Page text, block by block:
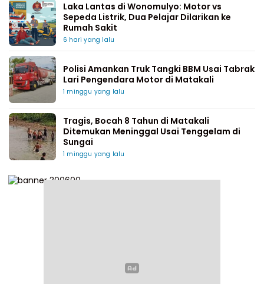
Laka Lantas di Wonomulyo: Motor vs
Sepeda Listrik, Dua Pelajar Dilarikan ke
Rumah Sakit
6 hari yang lalu
Polisi Amankan Truk Tangki BBM Usai Tabrak
Lari Pengendara Motor di Matakali
1 minggu yang lalu
Tragis, Bocah 8 Tahun di Matakali
Ditemukan Meninggal Usai Tenggelam di
Sungai
1 minggu yang lalu